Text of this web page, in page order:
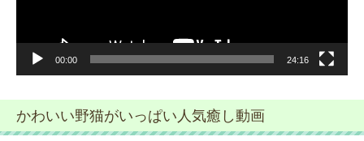
00:00 24:16
かわいい野猫がいっぱい人気癒し動画